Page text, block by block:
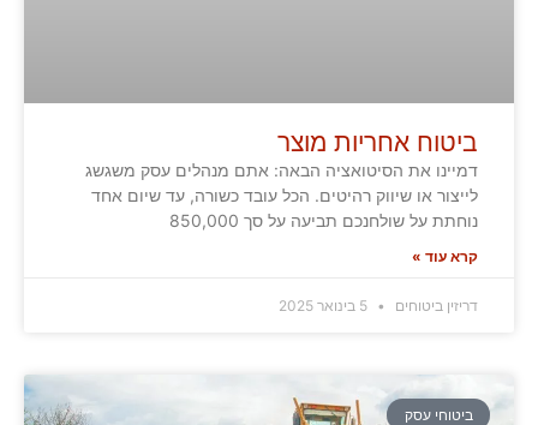
ביטוח אחריות מוצר
דמיינו את הסיטואציה הבאה: אתם מנהלים עסק משגשג
לייצור או שיווק רהיטים. הכל עובד כשורה, עד שיום אחד
נוחתת על שולחנכם תביעה על סך 850,000
קרא עוד »
דריזין ביטוחים
ביטוחי עסק